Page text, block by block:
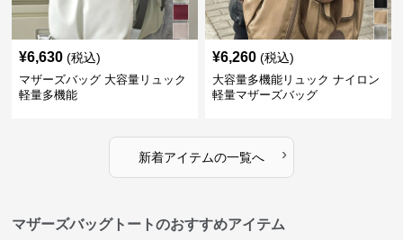
¥6,630 (税込)
マザーズバッグ 大容量リュック
軽量多機能
¥6,260 (税込)
大容量多機能リュック ナイロン
軽量マザーズバッグ
新着アイテムの一覧へ ›
マザーズバッグトートのおすすめアイテム